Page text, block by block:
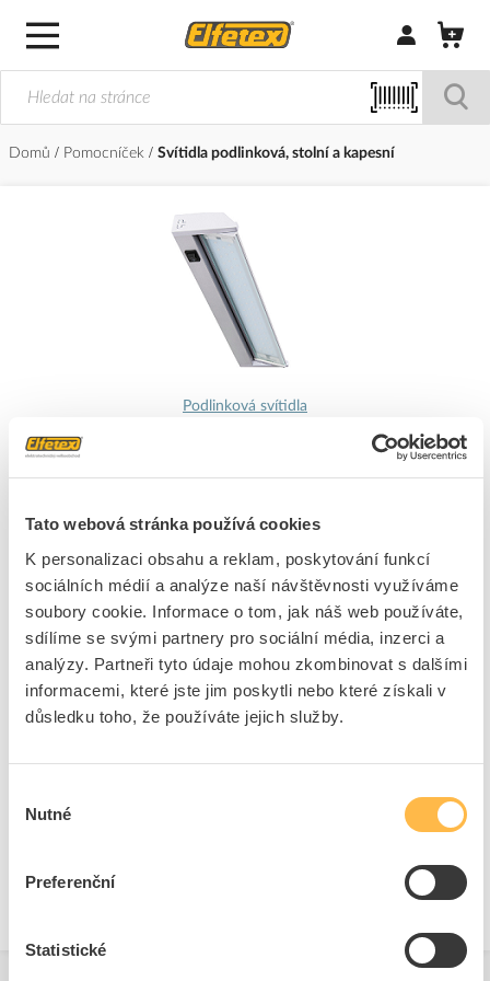
Tato webová stránka používá cookies
K personalizaci obsahu a reklam, poskytování funkcí
sociálních médií a analýze naší návštěvnosti využíváme
soubory cookie. Informace o tom, jak náš web používáte,
sdílíme se svými partnery pro sociální média, inzerci a
analýzy. Partneři tyto údaje mohou zkombinovat s dalšími
informacemi, které jste jim poskytli nebo které získali v
důsledku toho, že používáte jejich služby.
souhlasu
Nutné
Preferenční
Statistické
Přihlásit/
Domů Pomocníček Svítidla podlinková, stolní a kapesní
Podlinková svítidla
Stolní lampičky